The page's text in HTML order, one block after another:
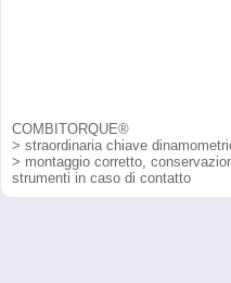
COMBITORQUE®
> straordinaria chiave
> montaggio corretto,
strumenti in caso di contatto